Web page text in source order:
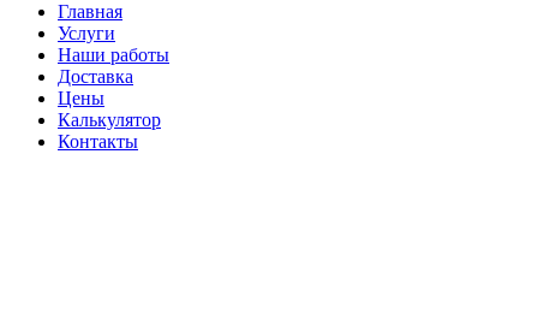
Главная
Услуги
Наши работы
Доставка
Цены
Калькулятор
Контакты